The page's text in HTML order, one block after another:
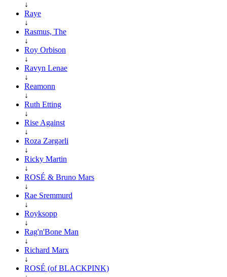
↓
Raye
↓
Rasmus, The
↓
Roy Orbison
↓
Ravyn Lenae
↓
Reamonn
↓
Ruth Etting
↓
Rise Against
↓
Roza Zərgərli
↓
Ricky Martin
↓
ROSÉ & Bruno Mars
↓
Rae Sremmurd
↓
Royksopp
↓
Rag'n'Bone Man
↓
Richard Marx
↓
ROSÉ (of BLACKPINK)